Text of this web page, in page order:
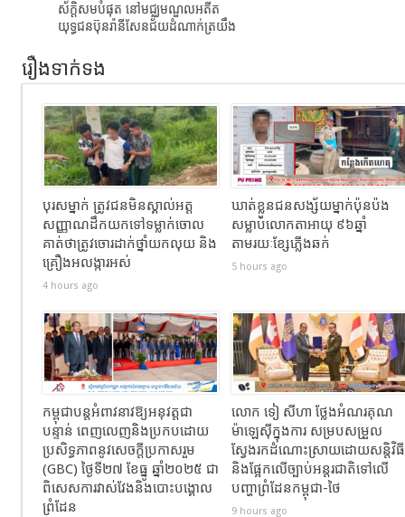
ស័ក្ដិសមបំផុត នៅមជ្ឈមណ្ឌលអតីត
យុទ្ធជនប៊ុនរ៉ានីសែនជ័យដំណាក់ត្រយឹង
រឿងទាក់ទង
បុរសម្នាក់ ត្រូវជនមិនស្គាល់អត្ត
សញ្ញាណដឹកយកទៅទម្លាក់ចោល
គាត់ថាត្រូវចោរដាក់ថ្នាំយកលុយ និង
គ្រឿងអលង្ការអស់
4 hours ago
ឃាត់ខ្លួនជនសង្ស័យម្នាក់ប៉ុនប៉ង
សម្លាប់លោកតាអាយុ ៩៦ឆ្នាំ
តាមរយៈខ្សែភ្លើងឆក់
5 hours ago
កម្ពុជាបន្តអំពាវនាវឱ្យអនុវត្តជា
បន្ទាន់ ពេញលេញនិងប្រកបដោយ
ប្រសិទ្ធភាពនូវសេចក្តីប្រកាសរួម
(GBC) ថ្ងៃទី២៧ ខែធ្នូ ឆ្នាំ២០២៥ ជា
ពិសេសការវាស់វែងនិងបោះបង្គោល
ព្រំដែន
លោក ទៀ សីហា ថ្លែងអំណរគុណ
ម៉ាឡេស៊ីក្នុងការ សម្របសម្រួល
ស្វែងរកដំណោះស្រាយដោយសន្តិវិធី
និងផ្អែកលើច្បាប់អន្តរជាតិទៅលើ
បញ្ហាព្រំដែនកម្ពុជា-ថៃ
9 hours ago